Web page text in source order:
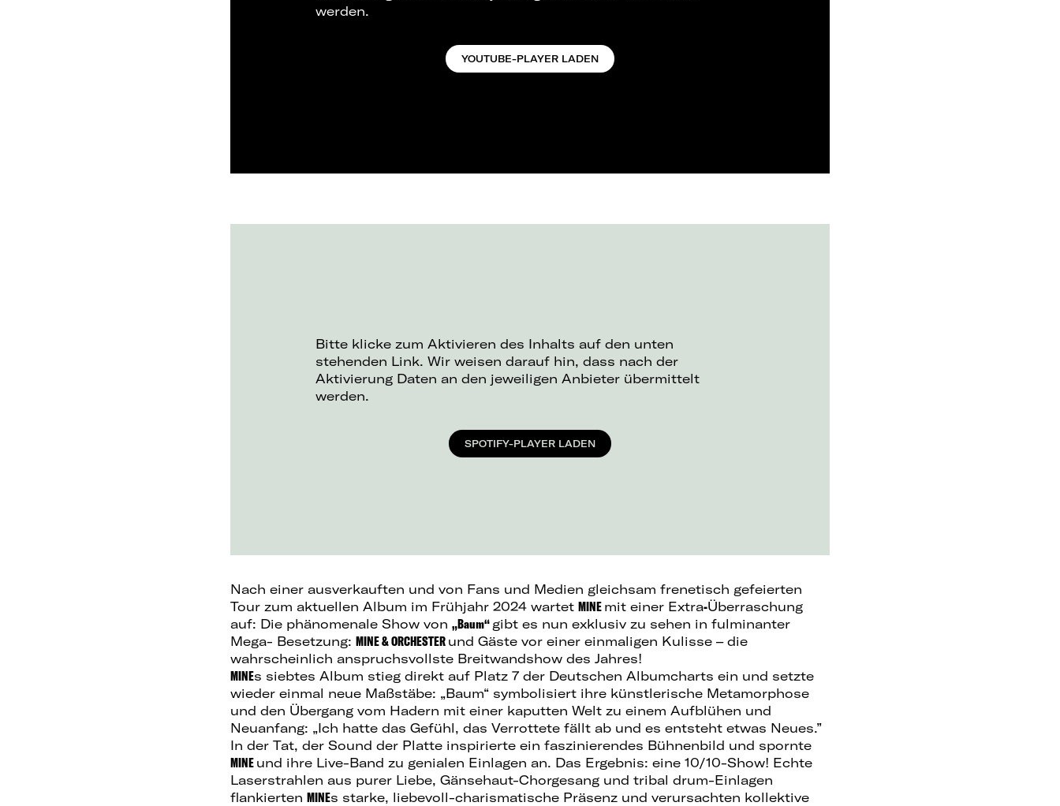
werden.
YOUTUBE-PLAYER LADEN
Bitte klicke zum Aktivieren des Inhalts auf den unten
stehenden Link. Wir weisen darauf hin, dass nach der
Aktivierung Daten an den jeweiligen Anbieter übermittelt
werden.
SPOTIFY-PLAYER LADEN
Nach einer ausverkauften und von Fans und Medien gleichsam frenetisch gefeierten
Tour zum aktuellen Album im Frühjahr 2024 wartet MINE mit einer Extra-Überraschung
auf: Die phänomenale Show von „Baum“ gibt es nun exklusiv zu sehen in fulminanter
Mega- Besetzung: MINE & ORCHESTER und Gäste vor einer einmaligen Kulisse – die
wahrscheinlich anspruchsvollste Breitwandshow des Jahres!
MINEs siebtes Album stieg direkt auf Platz 7 der Deutschen Albumcharts ein und setzte
wieder einmal neue Maßstäbe: „Baum“ symbolisiert ihre künstlerische Metamorphose
und den Übergang vom Hadern mit einer kaputten Welt zu einem Aufblühen und
Neuanfang: „Ich hatte das Gefühl, das Verrottete fällt ab und es entsteht etwas Neues.”
In der Tat, der Sound der Platte inspirierte ein faszinierendes Bühnenbild und spornte
MINE und ihre Live-Band zu genialen Einlagen an. Das Ergebnis: eine 10/10-Show! Echte
Laserstrahlen aus purer Liebe, Gänsehaut-Chorgesang und tribal drum-Einlagen
flankierten MINEs starke, liebevoll-charismatische Präsenz und verursachten kollektive